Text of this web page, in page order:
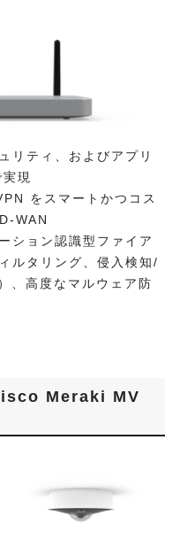
リティ、およびアプリ
現
をスマートかつコス
WAN
ション認識型ファイア
ルタリング、侵入検知/
、高度なマルウェア防
Meraki MV